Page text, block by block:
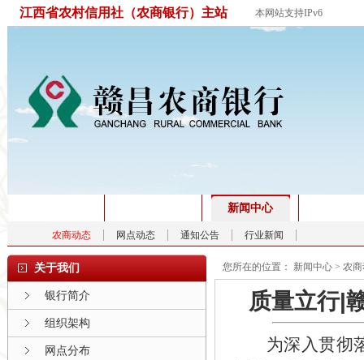
江西省农村信用社（农商银行）主站 本网站支持IPv6
新闻中心
农商动态 网点动态 通知公告 行业新闻
关于我们
银行简介
组织架构
网点分布
您所在的位置： 新闻中心 > 农
质量立行|
为深入贯彻落